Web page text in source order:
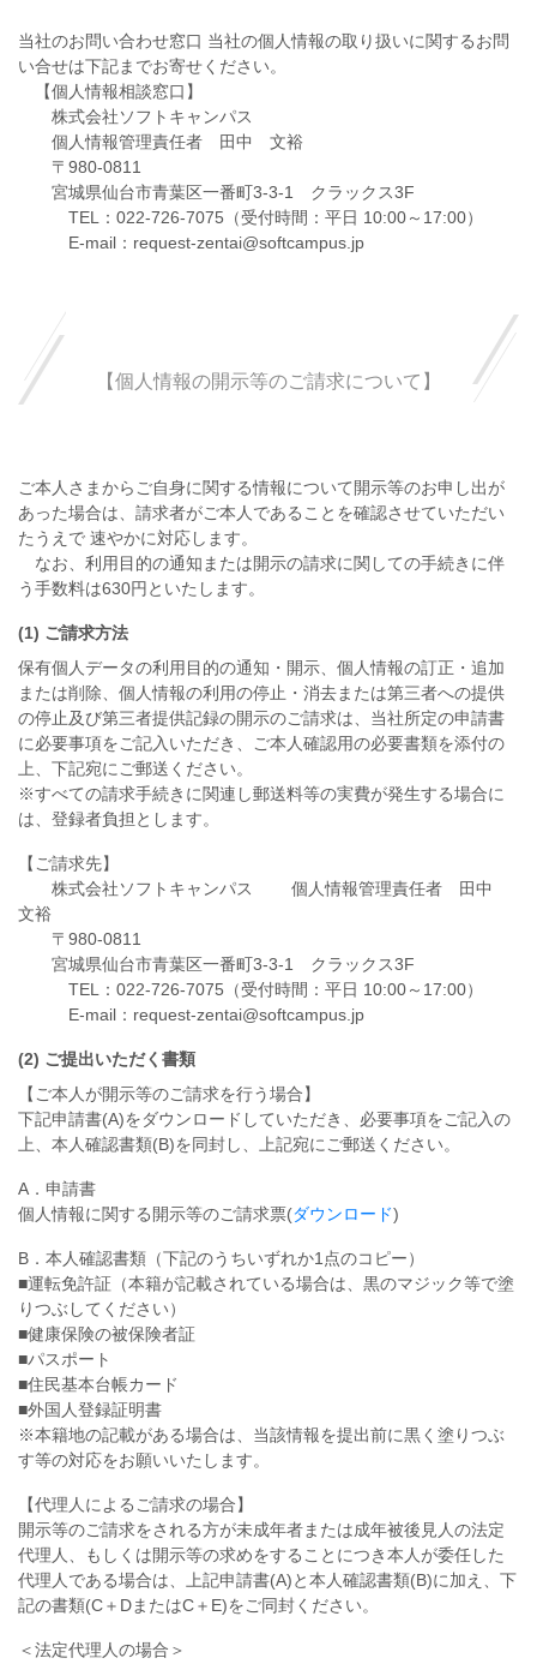
当社のお問い合わせ窓口 当社の個人情報の取り扱いに関するお問
い合せは下記までお寄せください。
【個人情報相談窓口】
株式会社ソフトキャンパス
個人情報管理責任者 田中 文裕
〒980-0811
宮城県仙台市青葉区一番町3-3-1 クラックス3F
TEL：022-726-7075（受付時間：平日 10:00～17:00）
E-mail：request-zentai@softcampus.jp
【個人情報の開示等のご請求について】
ご本人さまからご自身に関する情報について開示等のお申し出が
あった場合は、請求者がご本人であることを確認させていただい
たうえで 速やかに対応します。
なお、利用目的の通知または開示の請求に関しての手続きに伴
う手数料は630円といたします。
(1) ご請求方法
保有個人データの利用目的の通知・開示、個人情報の訂正・追加
または削除、個人情報の利用の停止・消去または第三者への提供
の停止及び第三者提供記録の開示のご請求は、当社所定の申請書
に必要事項をご記入いただき、ご本人確認用の必要書類を添付の
上、下記宛にご郵送ください。
※すべての請求手続きに関連し郵送料等の実費が発生する場合に
は、登録者負担とします。
【ご請求先】
株式会社ソフトキャンパス 個人情報管理責任者 田中
文裕
〒980-0811
宮城県仙台市青葉区一番町3-3-1 クラックス3F
TEL：022-726-7075（受付時間：平日 10:00～17:00）
E-mail：request-zentai@softcampus.jp
(2) ご提出いただく書類
【ご本人が開示等のご請求を行う場合】
下記申請書(A)をダウンロードしていただき、必要事項をご記入の
上、本人確認書類(B)を同封し、上記宛にご郵送ください。
A．申請書
個人情報に関する開示等のご請求票(ダウンロード)
B．本人確認書類（下記のうちいずれか1点のコピー）
■運転免許証（本籍が記載されている場合は、黒のマジック等で塗
りつぶしてください）
■健康保険の被保険者証
■パスポート
■住民基本台帳カード
■外国人登録証明書
※本籍地の記載がある場合は、当該情報を提出前に黒く塗りつぶ
す等の対応をお願いいたします。
【代理人によるご請求の場合】
開示等のご請求をされる方が未成年者または成年被後見人の法定
代理人、もしくは開示等の求めをすることにつき本人が委任した
代理人である場合は、上記申請書(A)と本人確認書類(B)に加え、下
記の書類(C＋DまたはC＋E)をご同封ください。
＜法定代理人の場合＞